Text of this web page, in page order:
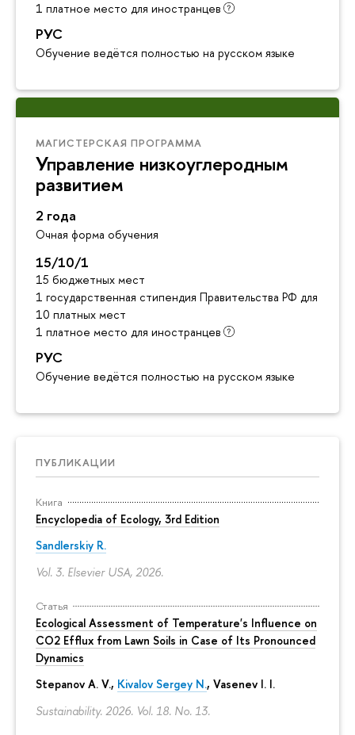
1 платное место для иностранцев
РУС
Обучение ведётся полностью на русском языке
МАГИСТЕРСКАЯ ПРОГРАММА
Управление низкоуглеродным
развитием
2 года
Очная форма обучения
15/10/1
15 бюджетных мест
1 государственная стипендия Правительства РФ для
10 платных мест
1 платное место для иностранцев
РУС
Обучение ведётся полностью на русском языке
ПУБЛИКАЦИИ
Книга
Encyclopedia of Ecology, 3rd Edition
Sandlerskiy R.
Vol. 3. Elsevier USA, 2026.
Статья
Ecological Assessment of Temperature's Influence on
CO2 Efflux from Lawn Soils in Case of Its Pronounced
Dynamics
Stepanov A. V., Kivalov Sergey N., Vasenev I. I.
Sustainability. 2026. Vol. 18. No. 13.